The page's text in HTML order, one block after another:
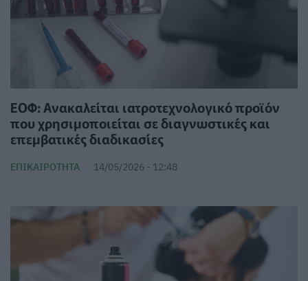
ΕΟΦ: Ανακαλείται ιατροτεχνολογικό προϊόν
που χρησιμοποιείται σε διαγνωστικές και
επεμβατικές διαδικασίες
ΕΠΙΚΑΙΡΌΤΗΤΑ 14/05/2026 - 12:48